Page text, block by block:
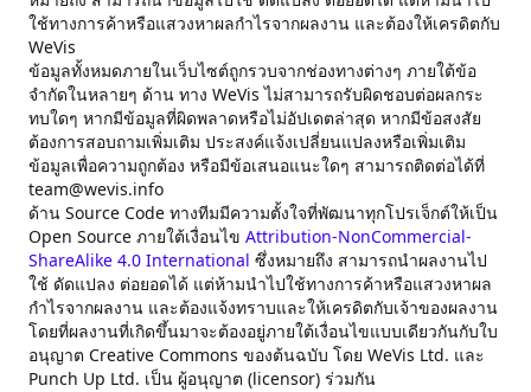
ใช้ทางการค้าหรือแสวงหาผลกำไรจากผลงาน และต้องให้เครดิตกับ
WeVis
ข้อมูลทั้งหมดภายในเว็บไซต์ถูกรวบจากช่องทางต่างๆ ภายใต้ข้อ
จำกัดในหลายๆ ด้าน ทาง WeVis ไม่สามารถรับผิดชอบต่อผลกระ
ทบใดๆ หากมีข้อมูลที่ผิดพลาดหรือไม่อัปเดตล่าสุด หากมีข้อสงสัย
ต้องการสอบถามเพิ่มเติม ประสงค์แจ้งเปลี่ยนแปลงหรือเพิ่มเติม
ข้อมูลเพื่อความถูกต้อง หรือมีข้อเสนอแนะใดๆ สามารถติดต่อได้ที่
team@wevis.info
ด้าน Source Code ทางทีมมีความตั้งใจที่พัฒนาทุกโปรเจ็กต์ให้เป็น
Open Source ภายใต้เงื่อนไข Attribution-NonCommercial-
ShareAlike 4.0 International ซึ่งหมายถึง สามารถนำผลงานไป
ใช้ ดัดแปลง ต่อยอดได้ แต่ห้ามนำไปใช้ทางการค้าหรือแสวงหาผล
กำไรจากผลงาน และต้องแจ้งทราบและให้เครดิตกับเจ้าของผลงาน
โดยที่ผลงานที่เกิดขึ้นมาจะต้องอยู่ภายใต้เงื่อนไขแบบเดียวกันกับใบ
อนุญาต Creative Commons ของต้นฉบับ โดย WeVis Ltd. และ
Punch Up Ltd. เป็น ผู้อนุญาต (licensor) ร่วมกัน